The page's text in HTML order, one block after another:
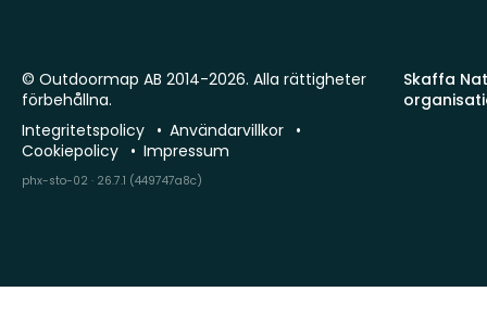
Skaffa
© Outdoormap AB 2014-2026. Alla rättigheter
förbehållna.
Integritetspolicy
Användarvillkor
Cookiepolicy
Impressum
phx-sto-02 · 26.7.1 (449747a8c)